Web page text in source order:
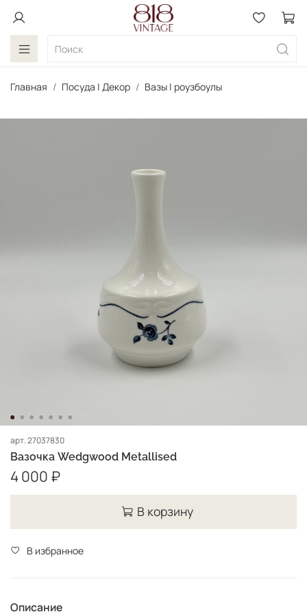
Главная Посуда | Декор Вазы | роузбоулы
арт.27037830
Вазочка Wedgwood Metallised
4 000 ₽
В корзину
В избранное
Описание